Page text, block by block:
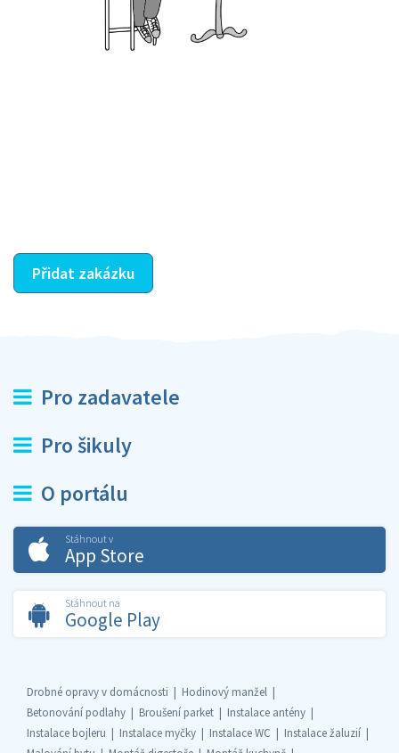
Přidat zakázku
Pro zadavatele
Pro šikuly
O portálu
Stáhnout v
App Store
Stáhnout na
Google Play
Drobné opravy v domácnosti
Hodinový manžel
Betonování podlahy
Broušení parket
Instalace antény
Instalace bojleru
Instalace myčky Instalace WC
Instalace žaluzií